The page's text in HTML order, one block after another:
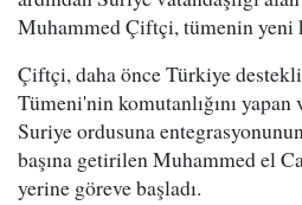
Muhammed Çiftçi, tümenin yeni
Çiftçi, daha önce Türkiye
Tümeni'nin komutanlığını yapan
Suriye ordusuna
başına getirilen Muhammed el
yerine göreve başladı.